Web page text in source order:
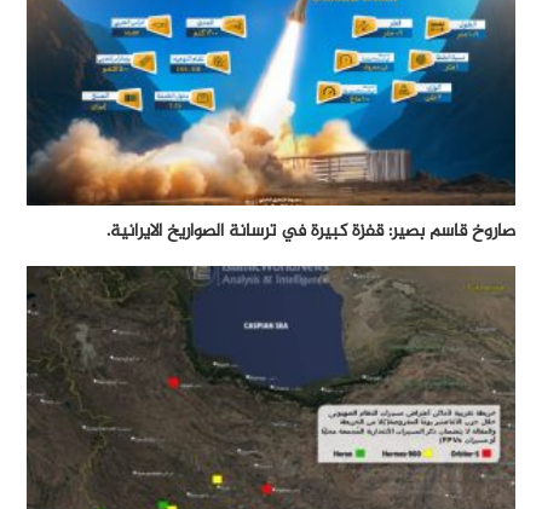
صاروخ قاسم بصير: قفزة كبيرة في ترسانة الصواريخ الايرانية.